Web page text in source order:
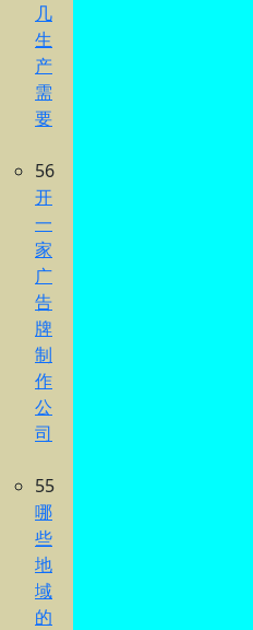
几
生
产
需
要
56
开
一
家
广
告
牌
制
作
公
司
55
哪
些
地
域
的